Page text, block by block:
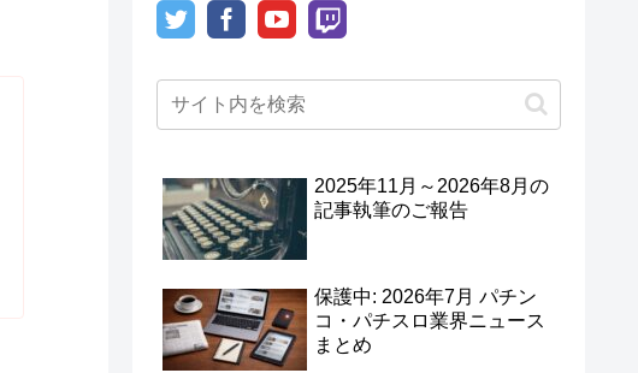
2025年11月～2026年8月の
記事執筆のご報告
保護中: 2026年7月 パチン
コ・パチスロ業界ニュース
まとめ